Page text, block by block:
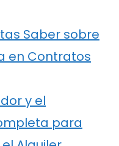
Saber sobre
en Contratos
y el
para